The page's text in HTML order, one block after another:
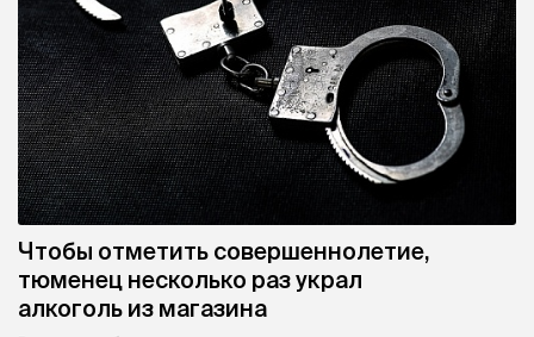
Чтобы отметить совершеннолетие,
тюменец несколько раз украл
алкоголь из магазина